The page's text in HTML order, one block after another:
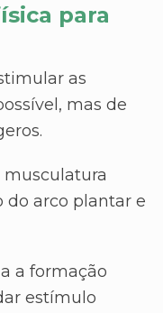
para
as
mas de
musculatura
do arco plantar e
a formação
estímulo